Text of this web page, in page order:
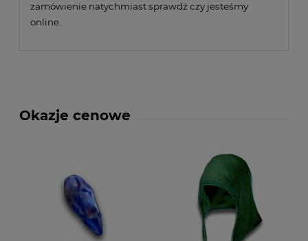
zamówienie natychmiast sprawdź czy jesteśmy
online.
Okazje cenowe